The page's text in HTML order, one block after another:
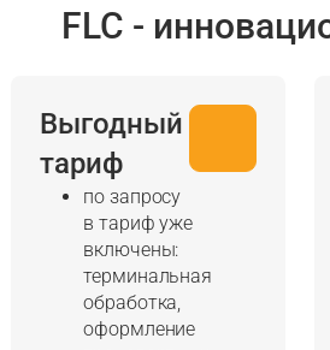
FLC -
Выгодный
тариф
по запросу
в тариф уже
включены:
терминальная
обработка,
оформление